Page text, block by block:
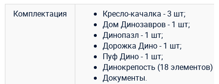
Комплектация
Кресло-качалка - 3 шт;
Дом Динозавров - 1 шт;
Динопазл - 1 шт;
Дорожка Дино - 1 шт;
Пуф Дино - 1 шт;
Динокрепость (18 элементов)
Документы.